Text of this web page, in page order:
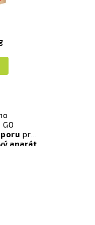
pre
aparát